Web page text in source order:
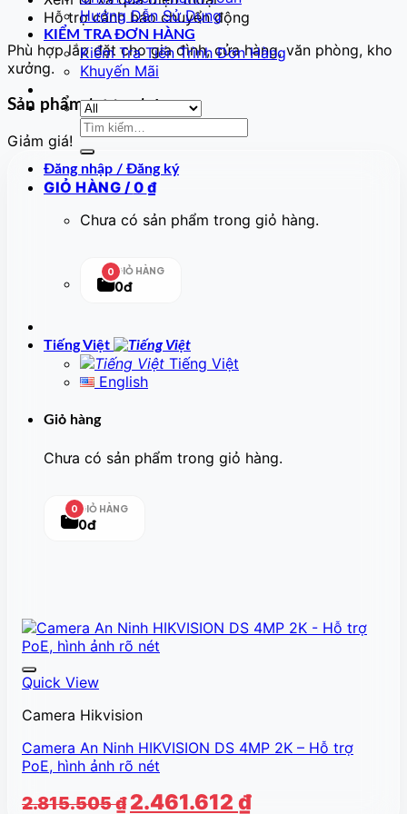
Hướng Dẫn Sử Dụng
KIỂM TRA ĐƠN HÀNG
Kiểm Tra Tiến Trình Đơn Hàng
Khuyến Mãi
Tìm
Đăng nhập / Đăng ký
GIỎ HÀNG / 0 ₫
Chưa có sản phẩm trong giỏ hàng.
0 GIỎ HÀNG
0đ
Tiếng Việt
Tiếng Việt
English
Giỏ hàng
Chưa có sản phẩm trong giỏ hàng.
0 GIỎ HÀNG
0đ
Hỗ trợ cảnh báo chuyển động
Phù hợp lắp đặt cho gia đình, cửa hàng, văn phòng, kho
xưởng.
Sản phẩm tương tự
Giảm giá!
Quick View
Camera Hikvision
Camera An Ninh HIKVISION DS 4MP 2K – Hỗ trợ
PoE, hình ảnh rõ nét
2.815.505₫ Giá
2.461.612 ₫Giá